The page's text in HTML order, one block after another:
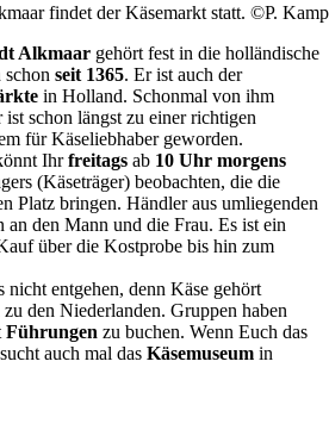
findet der Käsemarkt statt. ©P.
Alkmaar gehört fest in die holländische
seit 1365. Er ist auch der
in Holland. Schonmal von ihm
schon längst zu einer richtigen
für Käseliebhaber geworden.
Ihrfreitags ab 10 Uhr morgens
(Käseträger) beobachten, die die
Platz bringen. Händler aus umliegenden
an den Mann und die Frau. Es ist ein
über die Kostprobe bis hin zum
nicht entgehen, denn Käse gehört
den Niederlanden. Gruppen haben
Führungen zu buchen. Wenn Euch das
auch mal das Käsemuseum in